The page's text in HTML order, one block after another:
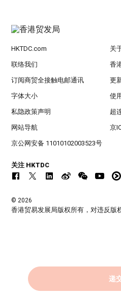
递
HKTDC.com 关
联络我们 香
订阅商贸全接触电邮通讯 更
字体大小 使
私隐政策声明 超
网站导航 京
京公网安备 11010102003523号
关注 HKTDC
© 2026
香港贸易发展局版权所有，对违反版